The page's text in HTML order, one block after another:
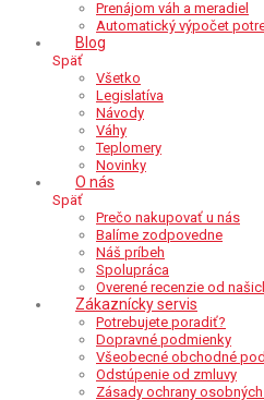
Prenájom váh a meradiel
Automatický výpočet
Blog
Späť
Všetko
Legislatíva
Návody
Váhy
Teplomery
Novinky
O nás
Späť
Prečo nakupovať u nás
Balíme zodpovedne
Náš príbeh
Spolupráca
Overené recenzie od
Zákaznícky servis
Potrebujete poradiť?
Dopravné podmienky
Všeobecné obchodné
Odstúpenie od zmluvy
Zásady ochrany